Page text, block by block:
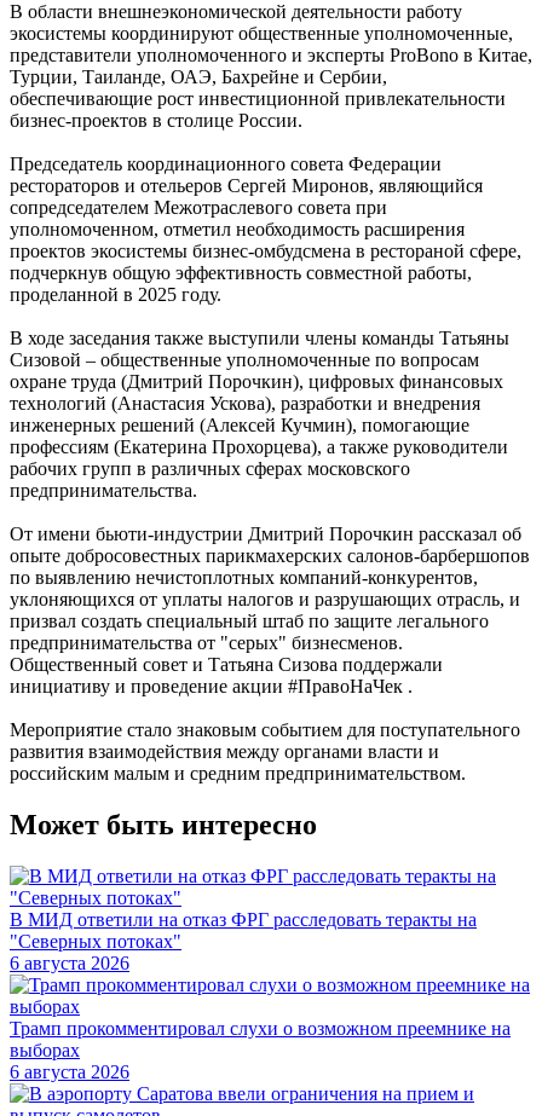
В области внешнеэкономической деятельности работу
экосистемы координируют общественные уполномоченные,
представители уполномоченного и эксперты ProBono в Китае,
Турции, Таиланде, ОАЭ, Бахрейне и Сербии,
обеспечивающие рост инвестиционной привлекательности
бизнес-проектов в столице России.
Председатель координационного совета Федерации
рестораторов и отельеров Сергей Миронов, являющийся
сопредседателем Межотраслевого совета при
уполномоченном, отметил необходимость расширения
проектов экосистемы бизнес-омбудсмена в рестораной сфере,
подчеркнув общую эффективность совместной работы,
проделанной в 2025 году.
В ходе заседания также выступили члены команды Татьяны
Сизовой – общественные уполномоченные по вопросам
охране труда (Дмитрий Порочкин), цифровых финансовых
технологий (Анастасия Ускова), разработки и внедрения
инженерных решений (Алексей Кучмин), помогающие
профессиям (Екатерина Прохорцева), а также руководители
рабочих групп в различных сферах московского
предпринимательства.
От имени бьюти-индустрии Дмитрий Порочкин рассказал об
опыте добросовестных парикмахерских салонов-барбершопов
по выявлению нечистоплотных компаний-конкурентов,
уклоняющихся от уплаты налогов и разрушающих отрасль, и
призвал создать специальный штаб по защите легального
предпринимательства от "серых" бизнесменов.
Общественный совет и Татьяна Сизова поддержали
инициативу и проведение акции #ПравоНаЧек .
Мероприятие стало знаковым событием для поступательного
развития взаимодействия между органами власти и
российским малым и средним предпринимательством.
Может быть интересно
В МИД ответили на отказ ФРГ расследовать теракты на
"Северных потоках"
6 августа 2026
Трамп прокомментировал слухи о возможном преемнике на
выборах
6 августа 2026